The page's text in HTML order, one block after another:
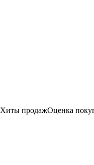
Хиты продажОценка